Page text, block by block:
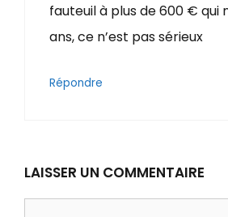
fauteuil à plus de 600 € qui
ans, ce n’est pas sérieux
Répondre
LAISSER UN COMMENTAIRE